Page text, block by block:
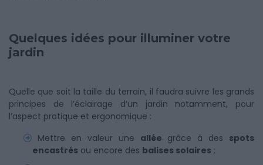
Quelques idées pour illuminer votre
jardin
Quelle que soit la taille du terrain, il faudra suivre les grands
principes de l’éclairage d’un jardin notamment, pour
l’aspect pratique et ergonomique :
Mettre en valeur une allée grâce à des spots
encastrés ou encore des balises solaires ;